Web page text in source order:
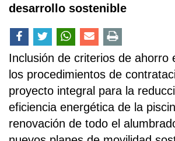
desarrollo sostenible
Inclusión de criterios de ahorro
los procedimientos de
proyecto integral para la
eficiencia energética de la
renovación de todo el